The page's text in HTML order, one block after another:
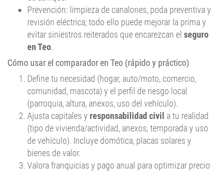
revisión eléctrica; todo ello puede mejorar la prima y
evitar siniestros reiterados que encarezcan elseguro
en Teo.
Cómo usar el comparador en Teo (rápido y práctico)
Define tu necesidad (hogar, auto/moto, comercio,
comunidad, mascota) y el perfil de riesgo local
(parroquia, altura, anexos, uso del vehículo).
Ajusta capitales yresponsabilidad civila tu realidad
(tipo de vivienda/actividad, anexos, temporada y uso
de vehículo). Incluye domótica, placas solares y
bienes de valor.
Valora franquicias y pago anual para optimizar precio
y estabilidad de prima; revisa límites de daños por